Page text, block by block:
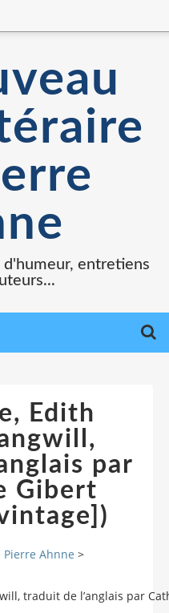
entretiens
Edith
par
Gibert
Ahnne >
traduit de l’anglais par